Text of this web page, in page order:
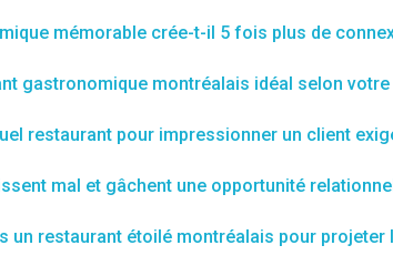
mémorable crée-t-il 5 fois plus de
gastronomique montréalais idéal selon votre
restaurant pour impressionner un client
mal et gâchent une opportunité
un restaurant étoilé montréalais pour projeter